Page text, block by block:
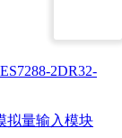
2DR32-
拟量输入模块